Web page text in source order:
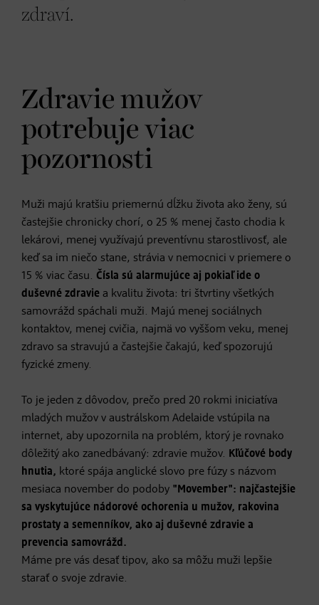
zdraví.
Zdravie mužov
potrebuje viac
pozornosti
Muži majú kratšiu priemernú dĺžku života ako ženy, sú
častejšie chronicky chorí, o 25 % menej často chodia k
lekárovi, menej využívajú preventívnu starostlivosť, ale
keď sa im niečo stane, strávia v nemocnici v priemere o
15 % viac času. Čísla sú alarmujúce aj pokiaľ ide o
duševné zdravie a kvalitu života: tri štvrtiny všetkých
samovrážd spáchali muži. Majú menej sociálnych
kontaktov, menej cvičia, najmä vo vyššom veku, menej
zdravo sa stravujú a častejšie čakajú, keď spozorujú
fyzické zmeny.
To je jeden z dôvodov, prečo pred 20 rokmi iniciatíva
mladých mužov v austrálskom Adelaide vstúpila na
internet, aby upozornila na problém, ktorý je rovnako
dôležitý ako zanedbávaný: zdravie mužov. Kľúčové body
hnutia, ktoré spája anglické slovo pre fúzy s názvom
mesiaca november do podoby "Movember": najčastejšie
sa vyskytujúce nádorové ochorenia u mužov, rakovina
prostaty a semenníkov, ako aj duševné zdravie a
prevencia samovrážd.
Máme pre vás desať tipov, ako sa môžu muži lepšie
starať o svoje zdravie.